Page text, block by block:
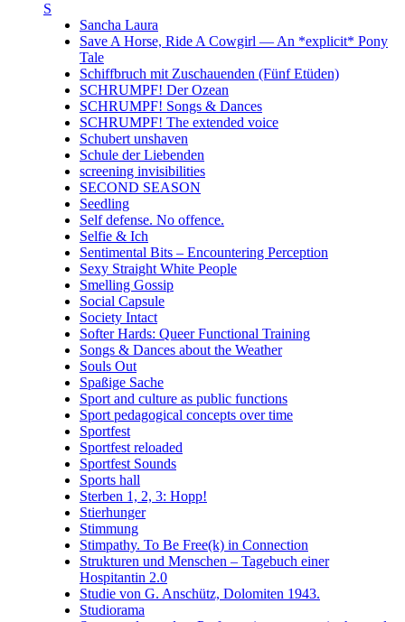
S
Sancha Laura
Save A Horse, Ride A Cowgirl — An *explicit* Pony
Tale
Schiffbruch mit Zuschauenden (Fünf Etüden)
SCHRUMPF! Der Ozean
SCHRUMPF! Songs & Dances
SCHRUMPF! The extended voice
Schubert unshaven
Schule der Liebenden
screening invisibilities
SECOND SEASON
Seedling
Self defense. No offence.
Selfie & Ich
Sentimental Bits – Encountering Perception
Sexy Straight White People
Smelling Gossip
Social Capsule
Society Intact
Softer Hards: Queer Functional Training
Songs & Dances about the Weather
Souls Out
Spaßige Sache
Sport and culture as public functions
Sport pedagogical concepts over time
Sportfest
Sportfest reloaded
Sportfest Sounds
Sports hall
Sterben 1, 2, 3: Hopp!
Stierhunger
Stimmung
Stimpathy. To Be Free(k) in Connection
Strukturen und Menschen – Tagebuch einer
Hospitantin 2.0
Studie von G. Anschütz, Dolomiten 1943.
Studiorama